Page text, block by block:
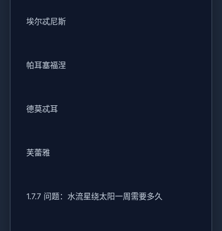
埃尔忒尼斯
帕耳塞福涅
德莫忒耳
芙蕾雅
1.7.7 问题：水流星绕太阳一周需要多久